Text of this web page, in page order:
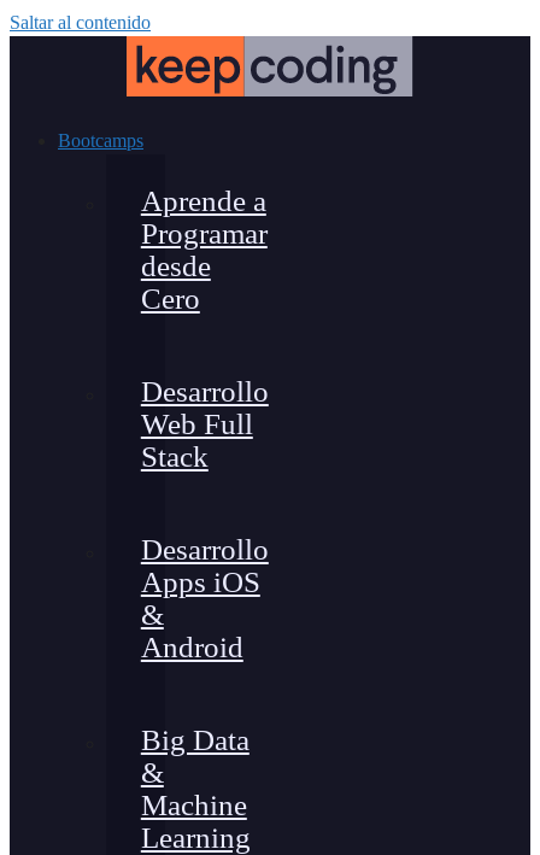
Saltar al contenido
Bootcamps
Aprende a
Programar
desde
Cero
Desarrollo
Web Full
Stack
Desarrollo
Apps iOS
&
Android
Big Data
&
Machine
Learning